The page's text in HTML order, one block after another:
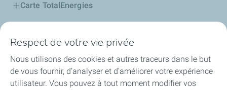
Carte TotalEnergies
Découvrir TotalEnergies
Notre Fondation
Respect de votre vie privée
Nous utilisons des cookies et autres traceurs dans le but
de vous fournir, d’analyser et d’améliorer votre expérience
utilisateur. Vous pouvez à tout moment modifier vos